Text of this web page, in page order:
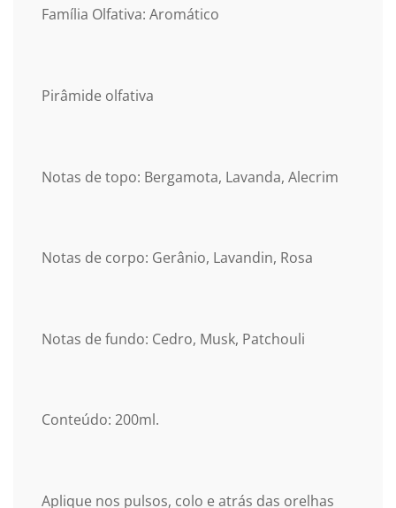
Família Olfativa: Aromático
Pirâmide olfativa
Notas de topo: Bergamota, Lavanda, Alecrim
Notas de corpo: Gerânio, Lavandin, Rosa
Notas de fundo: Cedro, Musk, Patchouli
Conteúdo: 200ml.
Aplique nos pulsos, colo e atrás das orelhas